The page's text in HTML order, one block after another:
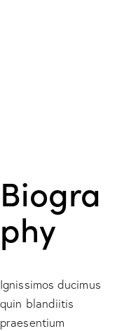
Biogra
phy
Ignissimos ducimus
quin blandiitis
praesentium